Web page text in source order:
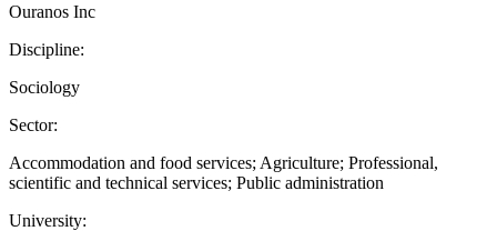
Ouranos Inc
Discipline:
Sociology
Sector:
Accommodation and food services; Agriculture; Professional,
scientific and technical services; Public administration
University: